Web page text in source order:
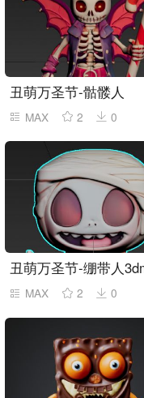
丑萌万圣节-骷髅人
MAX 2 0
MAX 2 0